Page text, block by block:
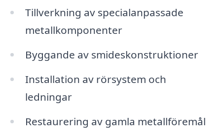
Tillverkning av specialanpassade
metallkomponenter
Byggande av smideskonstruktioner
Installation av rörsystem och
ledningar
Restaurering av gamla metallföremål